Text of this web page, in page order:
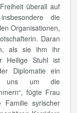
überall auf
die
Organisationen,
Daran
als sie ihm ihr
Heilige Stuhl ist
Diplomatie ein
uns um die
fügte Frau
syrischer